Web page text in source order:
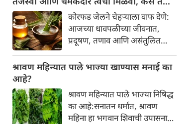
भाग्यवान राशींबद्दल आपण जाणून
घेऊया!
तुमच्यासाठी वरदान ठरू शकते. हे
आतड्यांची स्वच्छता ठेवण्यास मदत
करते. पचनसंस्था मजबूत करून पोट
साफ होण्यास मदत करते.
जाणून घ्या
कोरफड जेलने चेहऱ्याला वाफ देणे:
आजच्या धावपळीच्या जीवनात,
प्रदूषण, तणाव आणि असंतुलित
नकारात्मक परिणाम होऊ शकतो.
होते, ज्यामुळे निस्तेजपणा, मुरुमे
आणि ब्लॅकहेड्स यांसारख्या समस्या
निर्माण होतात.
श्रावण महिन्यात पाले भाज्या खाण्यास मनाई का
आहे?
श्रावण महिन्यात पाले भाज्या निषिद्ध
का आहे:सनातन धर्मात, श्रावण
महिना हा भगवान शिवाची उपासना